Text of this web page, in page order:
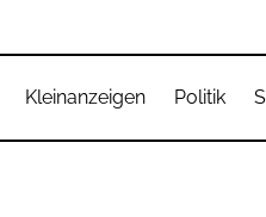
Kleinanzeigen Politik